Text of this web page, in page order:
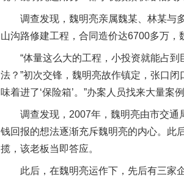
调查发现，魏明亮亲属魏某、林某与多
山沟路修建工程，合同造价达6700多万，
“体量这么大的工程，小投资就能占到
法？”初次交锋，魏明亮故作镇定，张口
味着进了‘保险箱’。”办案人员找来大量案
调查发现，2007年，魏明亮由市交通
钱回报的想法逐渐充斥魏明亮的内心。此
揽，该老板当即答应。
此后，在魏明亮运作下，先后有三家企
网上购药对药下症？